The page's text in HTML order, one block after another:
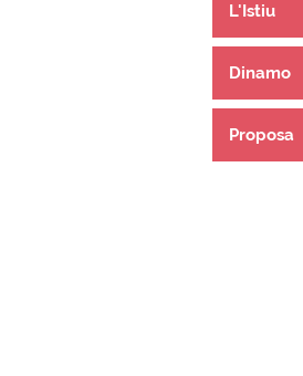
L'Istiu
Dinamo
Proposa